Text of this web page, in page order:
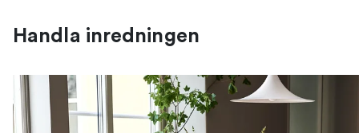
Handla inredningen